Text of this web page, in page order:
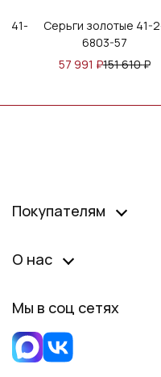
Серьги золотые 41-
6803-57
57 991 ₽151 610₽
Покупателям
О нас
Мы в соц сетях